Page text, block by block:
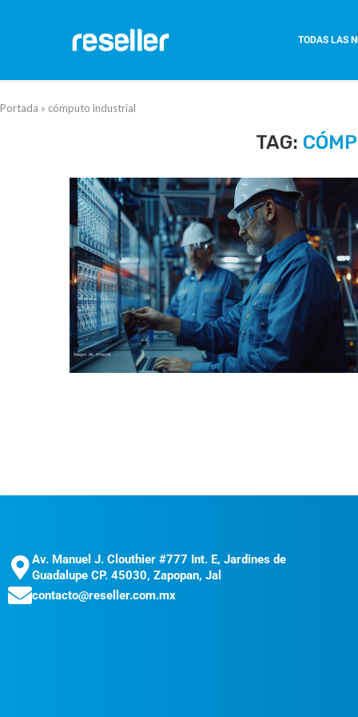
TODAS LAS
Portada » cómputo industrial
TAG:
Av. Manuel J. Clouthier #777 Int. E, Jardines de
Guadalupe CP. 45030, Zapopan, Jal
contacto@reseller.com.mx